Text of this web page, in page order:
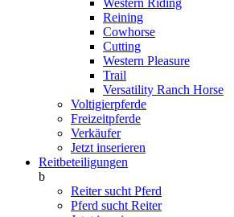
Western Riding
Reining
Cowhorse
Cutting
Western Pleasure
Trail
Versatility Ranch Horse
Voltigierpferde
Freizeitpferde
Verkäufer
Jetzt inserieren
Reitbeteiligungen
b
Reiter sucht Pferd
Pferd sucht Reiter